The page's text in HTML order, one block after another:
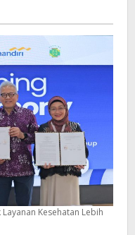
Kesehatan Lebih